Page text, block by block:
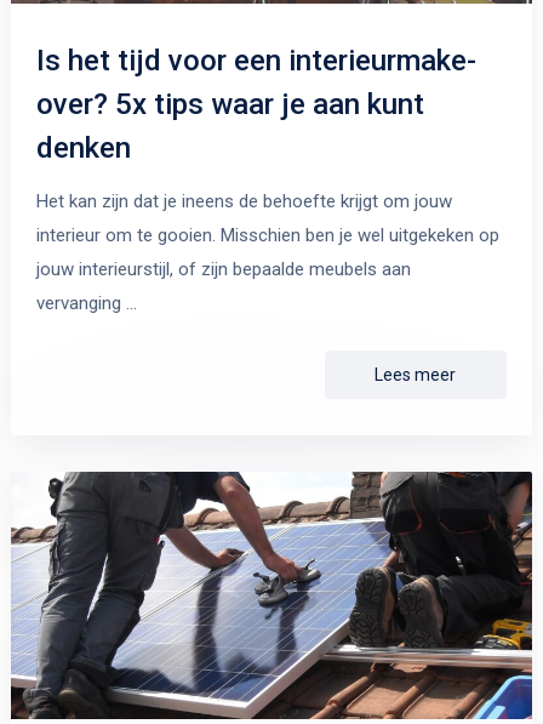
Is het tijd voor een interieurmake-
over? 5x tips waar je aan kunt
denken
Het kan zijn dat je ineens de behoefte krijgt om jouw
interieur om te gooien. Misschien ben je wel uitgekeken op
jouw interieurstijl, of zijn bepaalde meubels aan
vervanging …
Lees meer